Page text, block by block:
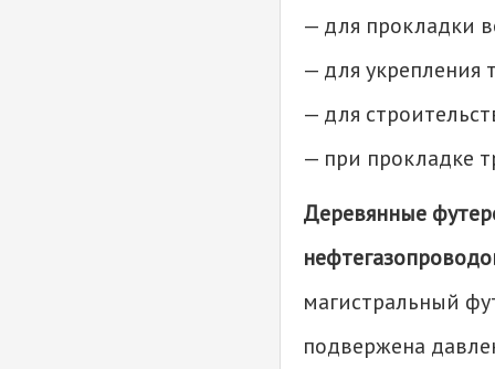
— для прокладки
— для укрепления
— для
— при прокладке
Деревянные
магистральный
подвержена